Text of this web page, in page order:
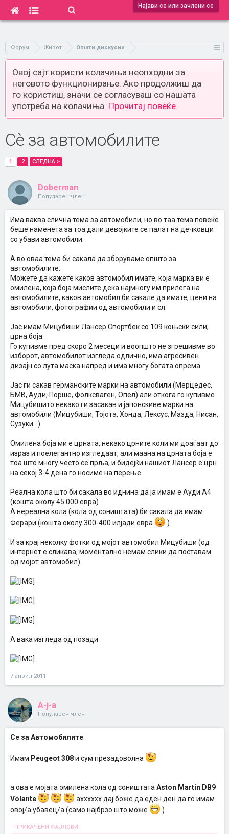
Најави се или зачлени се
Форум Живот Општи дискусии
Овој сајт користи колачиња неопходни за
неговото функционирање. Ако продолжиш да
го користиш, значи се согласуваш со нашата
употреба на колачиња. Прочитај повеќе.
Сè за автомобилите
1 2 СЛЕДНА >
Doberman
Популарен член
Има ваква слична тема за автомобили, но во таа тема повеќе
беше наменета за тоа дали девојките се палат на дечковци
со убави автомобили.
А во оваа тема би сакала да зборуваме општо за
автомобилите.
Можете да кажете каков автомобил имате, која марка ви е
омилена, која боја мислите дека најмногу им прилега на
автомобилите, каков автомобил би сакале да имате, цени на
автомобили, фотографии од автомобили и сл.
Јас имам Мицубиши Лансер Спортбек со 109 коњски сили,
црна боја.
Го купивме пред скоро 2 месеци и воопшто не згрешивме во
изборот, автомобилот изгледа одлично, има агресивен
дизајн со лута маска напред и има многу богата опрема.
Јас ги сакав германските марки на автомобили (Мерцедес,
БМВ, Ауди, Порше, Фолксваген, Опел) али откога го купивме
Мицубишито некако ги засакав и јапонскиве марки на
автомобили (Мицубиши, Тојота, Хонда, Лексус, Мазда, Нисан,
Сузуки...)
Омилена боја ми е црната, некако црните коли ми доаѓаат до
израз и поелегантно изгледаат, али маана на црната боја е
тоа што многу често се прља, и бидејќи нашиот Лансер е црн
на секој 3-4 дена го носиме на перење.
Реална кола што би сакала во иднина да ја имам е Ауди А4
(кошта околу 45.000 евра)
А нереална кола (кола од соништата) би сакала да имам
Ферари (кошта околу 300-400 илјади евра
)
И за крај неколку фотки од мојот автомобил Мицубиши (од
интернет е сликава, моментално немам слики да поставам
од мојот автомобил)
А вака изгледа од позади
7 април 2011
A-j-a
Популарен член
Се за Автомобилите
Имам Peugeot 308и сум презадоволна
а ова е мојата омилена кола од соништата Aston Martin DB9
Volante
ахххххх дај боже да еден ден да го имам
овој/а убавец/а (само најбрзо што може
)
ПРИКАЧЕНИ ФАЈЛОВИ: